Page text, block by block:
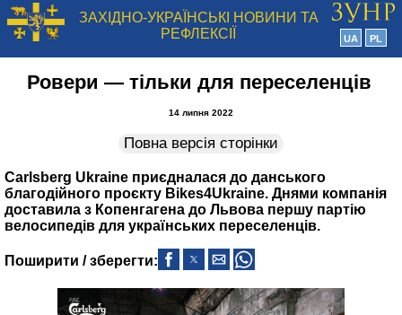
ЗАХІДНО-УКРАЇНСЬКІ НОВИНИ ТА
РЕФЛЕКСІЇ
UA PL
Ровери — тільки для переселенців
14 липня 2022
Повна версія сторінки
Carlsberg Ukraine приєдналася до данського
благодійного проєкту Bikes4Ukraine. Днями компанія
доставила з Копенгагена до Львова першу партію
велосипедів для українських переселенців.
Поширити / зберегти: